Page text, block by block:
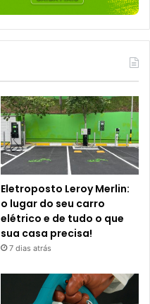
Eletroposto Leroy Merlin:
o lugar do seu carro
elétrico e de tudo o que
sua casa precisa!
7 dias atrás